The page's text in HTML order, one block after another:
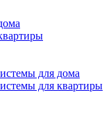
для дома
для квартиры